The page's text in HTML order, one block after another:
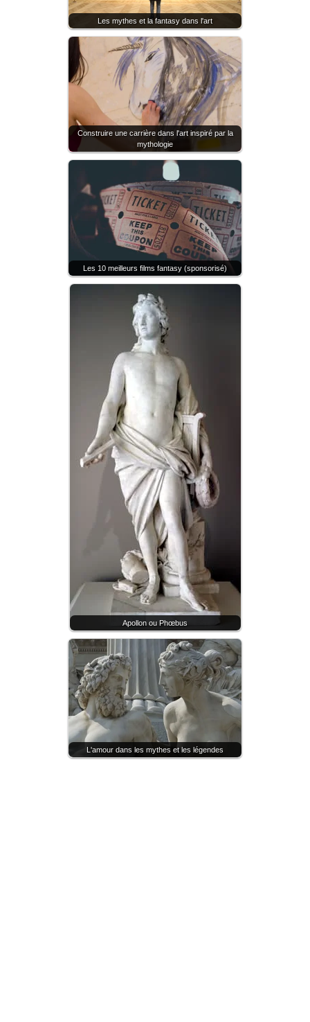
Les mythes et la fantasy dans l'art
Construire une carrière dans l'art inspiré par la
mythologie
Les 10 meilleurs films fantasy (sponsorisé)
Apollon ou Phœbus
L'amour dans les mythes et les légendes